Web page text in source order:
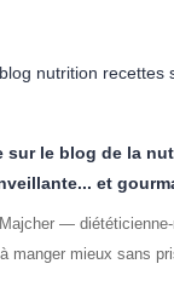
sur le blog de la
et
—
manger mieux sans